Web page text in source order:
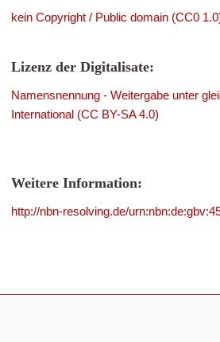
kein Copyright / Public domain (CC0
Lizenz der Digitalisate:
Namensnennung - Weitergabe unter
International (CC BY-SA 4.0)
Weitere Information:
http://nbn-resolving.de/